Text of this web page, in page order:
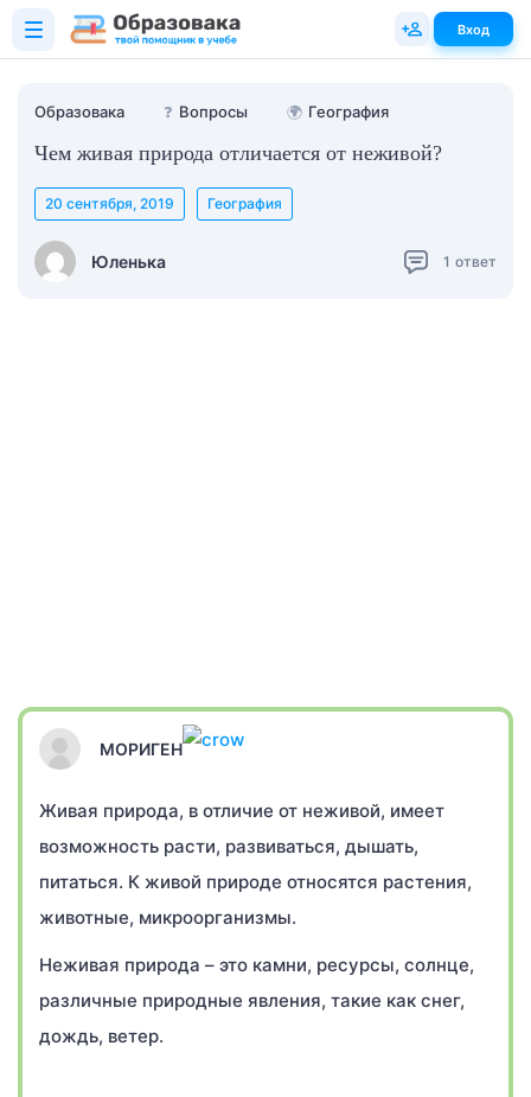
Образовака ❓ Вопросы 🌍 География
Чем живая природа отличается от неживой?
Юленька
20 сентября, 2019 География
1 ответ
МОРИГЕН
Живая природа, в отличие от неживой, имеет
возможность расти, развиваться, дышать,
питаться. К живой природе относятся растения,
животные, микроорганизмы.
Неживая природа – это камни, ресурсы, солнце,
различные природные явления, такие как снег,
дождь, ветер.
Вход